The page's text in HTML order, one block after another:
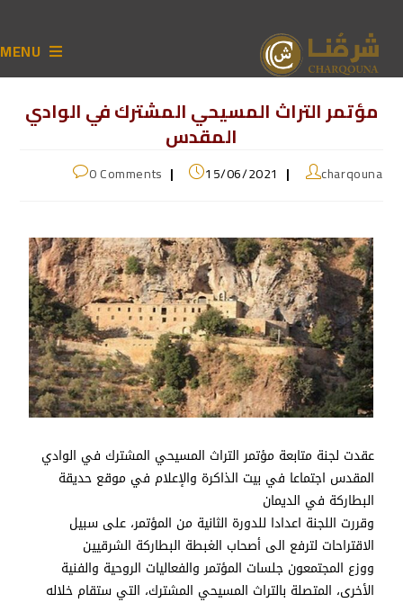
MENU
مؤتمر التراث المسيحي المشترك في الوادي
المقدس
charqouna
15/06/2021
0 Comments
عقدت لجنة متابعة مؤتمر التراث المسيحي المشترك في الوادي
المقدس اجتماعا في بيت الذاكرة والإعلام في موقع حديقة
البطاركة في الديمان
وقررت اللجنة اعدادا للدورة الثانية من المؤتمر، على سبيل
الاقتراحات لترفع الى أصحاب الغبطة البطاركة الشرقيين
ووزع المجتمعون جلسات المؤتمر والفعاليات الروحية والفنية
الأخرى، المتصلة بالتراث المسيحي المشترك، التي ستقام خلاله